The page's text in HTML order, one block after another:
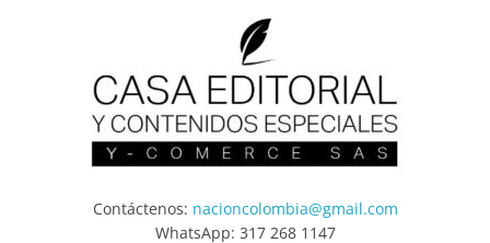
Contáctenos: nacioncolombia@gmail.com
WhatsApp: 317 268 1147